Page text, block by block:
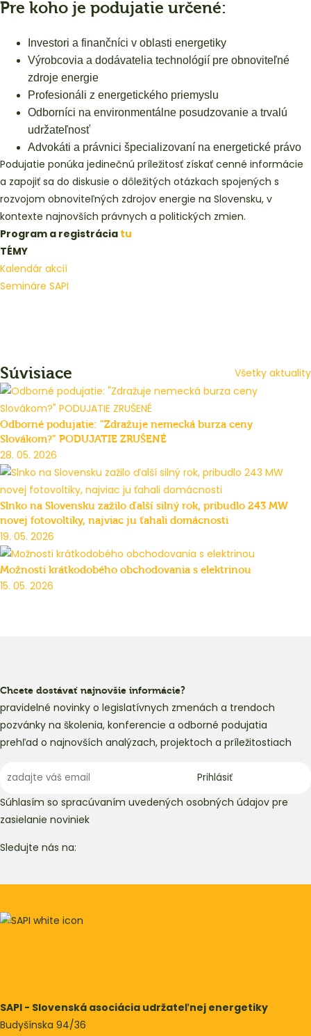
Pre koho je podujatie určené:
Investori a finančníci v oblasti energetiky
Výrobcovia a dodávatelia technológií pre obnoviteľné
zdroje energie
Profesionáli z energetického priemyslu
Odborníci na environmentálne posudzovanie a trvalú
udržateľnosť
Advokáti a právnici špecializovaní na energetické právo
Podujatie ponúka jedinečnú príležitosť získať cenné informácie
a zapojiť sa do diskusie o dôležitých otázkach spojených s
rozvojom obnoviteľných zdrojov energie na Slovensku, v
kontexte najnovších právnych a politických zmien.
Program a registrácia tu
TÉMY
Kalendár akcií
Semináre SAPI
Všetky aktuality
Súvisiace
Odborné podujatie: "Zdražuje nemecká burza ceny
Slovákom?" PODUJATIE ZRUŠENÉ
28. 05. 2026
Slnko na Slovensku zažilo ďalší silný rok, pribudlo 243 MW
novej fotovoltiky, najviac ju ťahali domácnosti
19. 05. 2026
Možnosti krátkodobého obchodovania s elektrinou
15. 05. 2026
Chcete dostávať najnovšie informácie?
pravidelné novinky o legislatívnych zmenách a trendoch
pozvánky na školenia, konferencie a odborné podujatia
prehľad o najnovších analýzach, projektoch a príležitostiach
Súhlasím so spracúvaním uvedených osobných údajov pre
zasielanie noviniek
Sledujte nás na:
SAPI - Slovenská asociácia udržateľnej energetiky
Budyšínska 94/36